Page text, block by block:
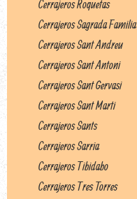
Cerrajeros Roquetas
Cerrajeros Sagrada Familia
Cerrajeros Sant Andreu
Cerrajeros Sant Antoni
Cerrajeros Sant Gervasi
Cerrajeros Sant Marti
Cerrajeros Sants
Cerrajeros Sarria
Cerrajeros Tibidabo
Cerrajeros Tres Torres